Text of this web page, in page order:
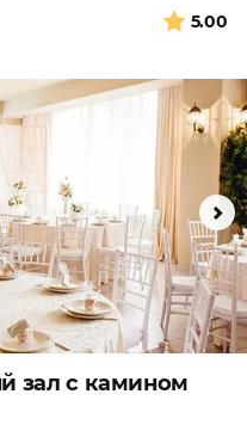
5.00
зал с камином